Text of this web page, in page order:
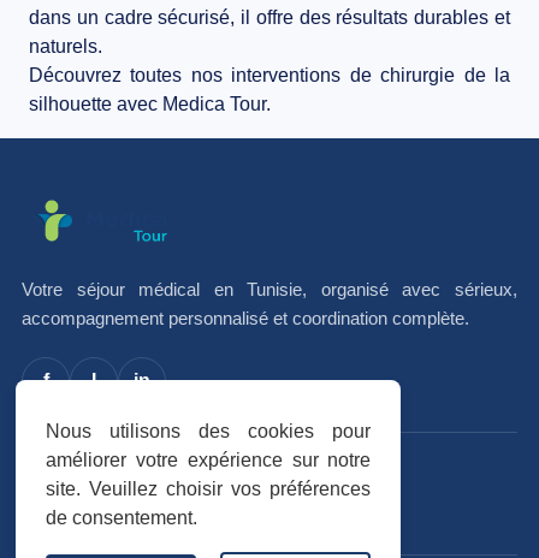
dans un cadre sécurisé, il offre des résultats durables et
naturels.
Découvrez toutes nos interventions de chirurgie de la
silhouette avec Medica Tour.
Votre séjour médical en Tunisie, organisé avec sérieux,
accompagnement personnalisé et coordination complète.
f I in
Avis vérifiés
Trustpilot
Nous utilisons des cookies pour
améliorer votre expérience sur notre
site. Veuillez choisir vos préférences
de consentement.